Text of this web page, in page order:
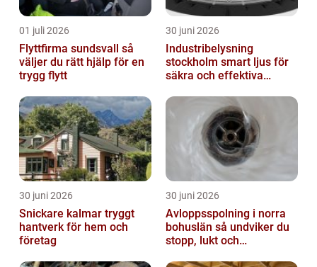
01 juli 2026
Flyttfirma sundsvall så
väljer du rätt hjälp för en
trygg flytt
30 juni 2026
Industribelysning
stockholm smart ljus för
säkra och effektiva
30 juni 2026
Snickare kalmar tryggt
hantverk för hem och
företag
30 juni 2026
Avloppsspolning i norra
bohuslän så undviker du
stopp, lukt och